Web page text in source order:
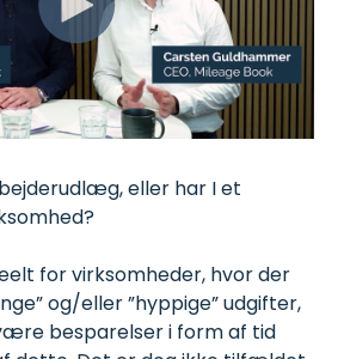
AirPlus
Corporate
Match
kvitteringer
med
AirPlus-
transaktioner.
og
på
af
vi
gør hverdagen nemmere
for alle.
Håndbog: 60-dages-
Hjælp til at forstå 60-
dages-reglen, undgå
Kørselssatser
Se de nyeste satser for
kørsel i 2026.
eller har I et
for virksomheder, hvor der
og/eller ”hyppige” udgifter,
besparelser i form af tid